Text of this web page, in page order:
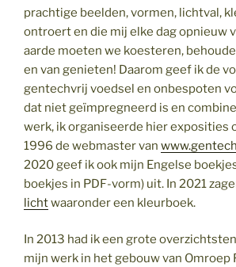
prachtige beelden, vormen, lichtval,
ontroert en die mij elke dag opnieuw
aarde moeten we koesteren,
en van genieten! Daarom geef ik de
gentechvrij voedsel en onbespoten
dat niet geïmpregneerd is en
werk, ik organiseerde hier exposities
1996 de webmaster van
2020 geef ik ook mijn Engelse
boekjes in PDF-vorm) uit. In 2021
lichtwaaronder een kleurboek.
In 2013 had ik een grote
mijn werk in het gebouw van Omroep